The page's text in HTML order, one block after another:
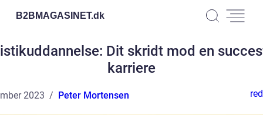
B2BMAGASINET.dk
Dit skridt mod en
karriere
2023 Peter Mortensen